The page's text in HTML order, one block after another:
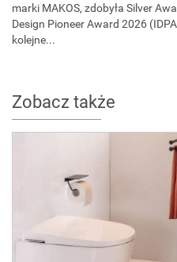
marki MAKOS, zdobyła Silver
Design Pioneer Award 2026
kolejne...
Zobacz także